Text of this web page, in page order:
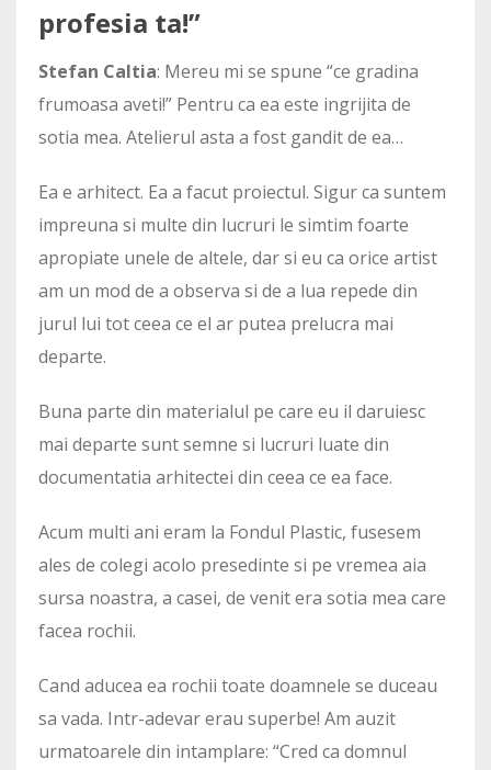
profesia ta!”
Stefan Caltia: Mereu mi se spune “ce gradina
frumoasa aveti!” Pentru ca ea este ingrijita de
sotia mea. Atelierul asta a fost gandit de ea…
Ea e arhitect. Ea a facut proiectul. Sigur ca suntem
impreuna si multe din lucruri le simtim foarte
apropiate unele de altele, dar si eu ca orice artist
am un mod de a observa si de a lua repede din
jurul lui tot ceea ce el ar putea prelucra mai
departe.
Buna parte din materialul pe care eu il daruiesc
mai departe sunt semne si lucruri luate din
documentatia arhitectei din ceea ce ea face.
Acum multi ani eram la Fondul Plastic, fusesem
ales de colegi acolo presedinte si pe vremea aia
sursa noastra, a casei, de venit era sotia mea care
facea rochii.
Cand aducea ea rochii toate doamnele se duceau
sa vada. Intr-adevar erau superbe! Am auzit
urmatoarele din intamplare: “Cred ca domnul